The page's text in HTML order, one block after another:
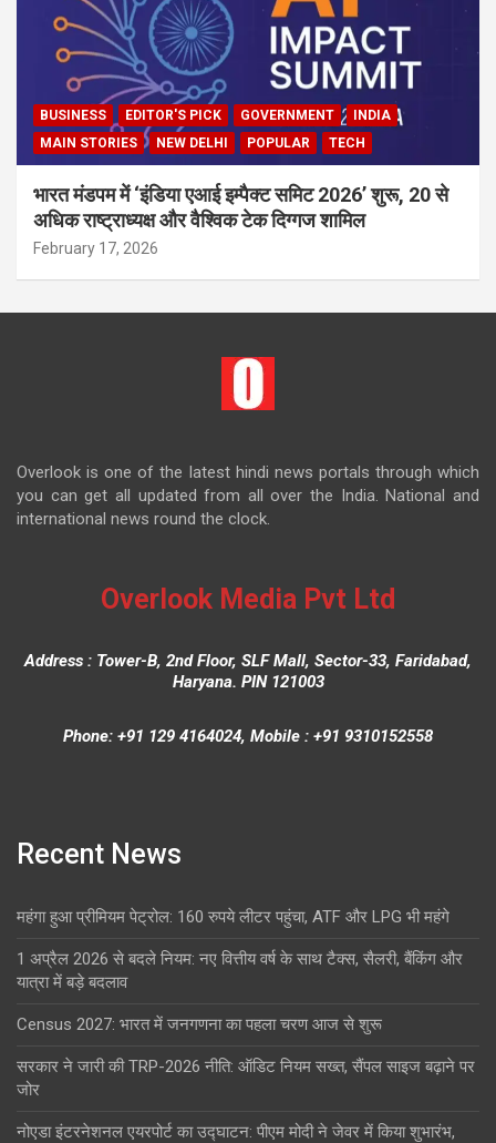
BUSINESS EDITOR'S PICK GOVERNMENT
INDIA
MAIN STORIES
NEW DELHI POPULAR TECH
भारत मंडपम में ‘इंडिया एआई इम्पैक्ट समिट 2026’ शुरू, 20 से
अधिक राष्ट्राध्यक्ष और वैश्विक टेक दिग्गज शामिल
February 17, 2026
Overlook is one of the latest hindi news portals through which
you can get all updated from all over the India. National and
international news round the clock.
Overlook Media Pvt Ltd
Address : Tower-B, 2nd Floor, SLF Mall, Sector-33, Faridabad,
Haryana. PIN 121003
Phone: +91 129 4164024, Mobile : +91 9310152558
Recent News
महंगा हुआ प्रीमियम पेट्रोल: 160 रुपये लीटर पहुंचा, ATF और LPG भी महंगे
1 अप्रैल 2026 से बदले नियम: नए वित्तीय वर्ष के साथ टैक्स, सैलरी, बैंकिंग और
यात्रा में बड़े बदलाव
Census 2027: भारत में जनगणना का पहला चरण आज से शुरू
सरकार ने जारी की TRP-2026 नीति: ऑडिट नियम सख्त, सैंपल साइज बढ़ाने पर
जोर
नोएडा इंटरनेशनल एयरपोर्ट का उद्घाटन: पीएम मोदी ने जेवर में किया शुभारंभ,